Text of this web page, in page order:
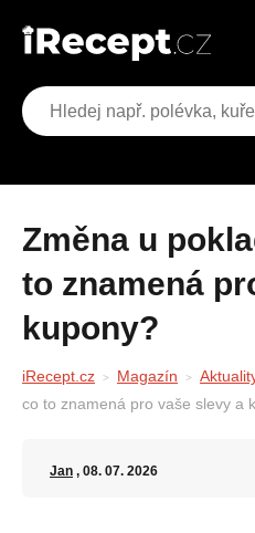
Změna u pokladen Lidlu: co
to znamená
kupony?
iRecept.cz Magazín
co to znamená pro vaše slevy a
Jan , 08. 07. 2026